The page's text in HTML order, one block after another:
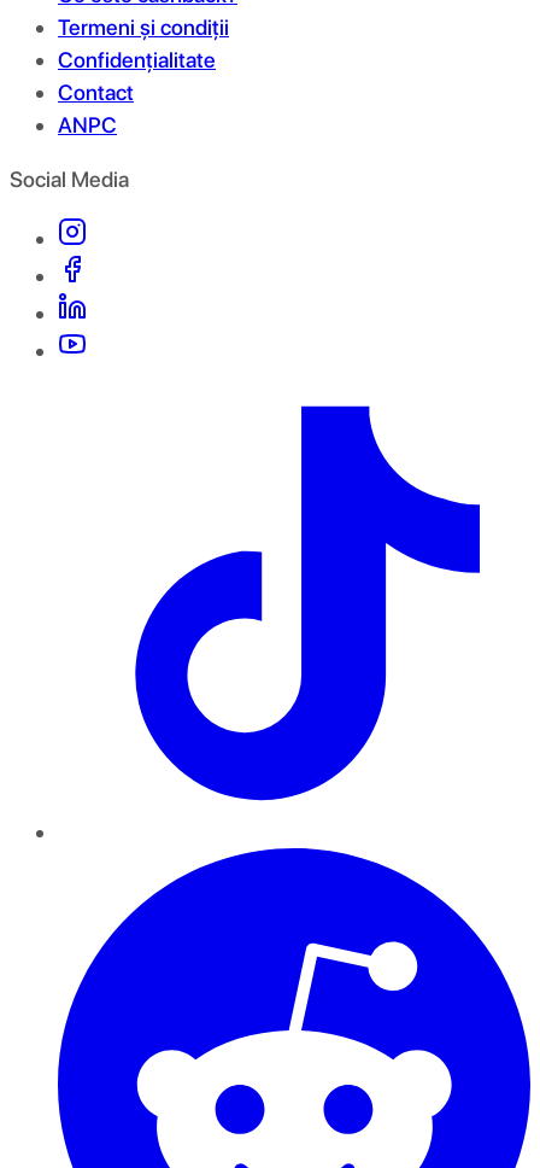
Termeni și condiții
Confidențialitate
Contact
ANPC
Social Media